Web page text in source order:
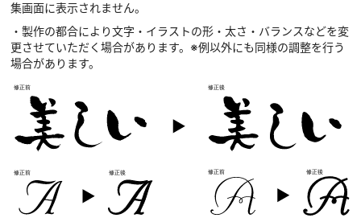
集画面に表示されません。
・製作の都合により文字・イラストの形・太さ・バランスなどを変
更させていただく場合があります。※例以外にも同様の調整を行う
場合があります。